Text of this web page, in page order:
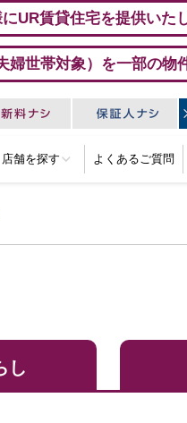
UR賃貸住宅を提供いた
世帯対象）を一部の物
店舗を探す よくあるご質問
し